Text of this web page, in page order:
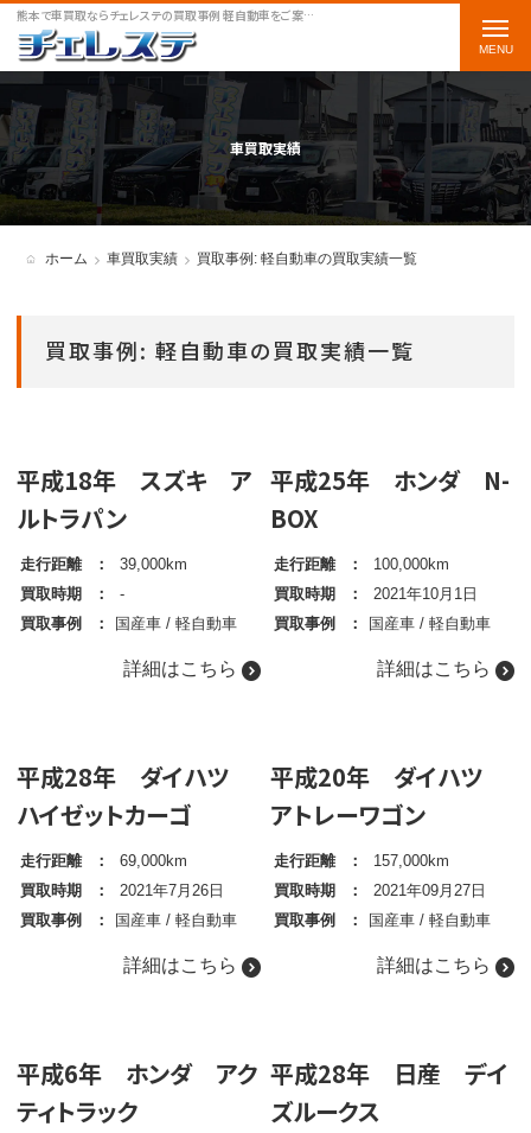
熊本で車買取ならチェレステの買取事例 軽自動車をご案内します
車買取実績
ホーム 車買取実績 買取事例: 軽自動車の買取実績一覧
買取事例: 軽自動車の買取実績一覧
平成18年 スズキ ア
ルトラパン
走行距離
39,000km
買取時期
-
買取事例
国産車 / 軽自動車
詳細はこちら
平成25年 ホンダ N-
BOX
走行距離
100,000km
買取時期
2021年10月1日
買取事例
国産車 /軽自動車
詳細はこちら
平成28年 ダイハツ
ハイゼットカーゴ
走行距離
69,000km
買取時期
2021年7月26日
買取事例
国産車 / 軽自動車
詳細はこちら
平成20年 ダイハツ
アトレーワゴン
走行距離
157,000km
買取時期
2021年09月27日
買取事例
国産車 /軽自動車
詳細はこちら
平成6年 ホンダ アク
ティトラック
平成28年 日産 デイ
ズルークス
t
o
g
g
l
e
t